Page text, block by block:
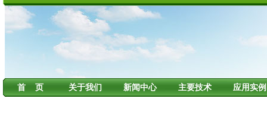
首 页 关于我们 新闻中心 主要技术 应用实例